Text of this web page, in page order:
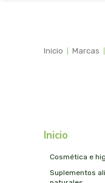
inicio marcas
inicio
cosmética e
suplementos alimenticios